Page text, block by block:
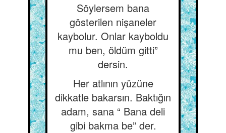
Söylersem bana
gösterilen nişaneler
kaybolur. Onlar kayboldu
mu ben, öldüm gitti”
dersin.
Her atlının yüzüne
dikkatle bakarsın. Baktığın
adam, sana “ Bana deli
gibi bakma be” der.